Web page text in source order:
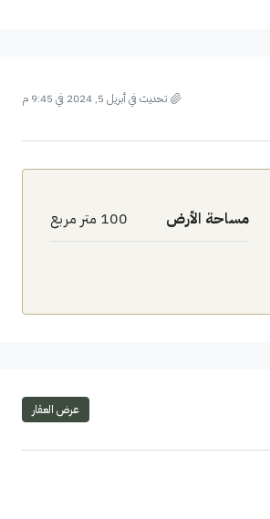
تحديث في أبريل 5, 2024 في 9:45 م
مساحة الأرض 100 متر مربع
عرض العقار